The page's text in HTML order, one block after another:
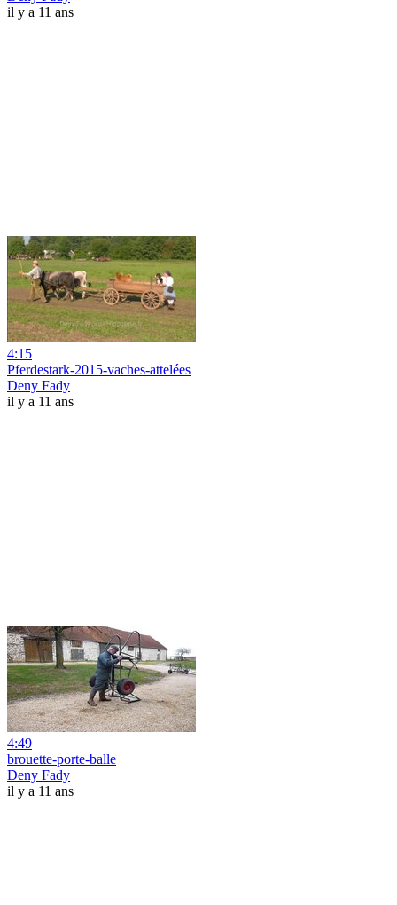
il y a 11 ans
4:15
Pferdestark-2015-vaches-attelées
Deny Fady
il y a 11 ans
4:49
brouette-porte-balle
Deny Fady
il y a 11 ans